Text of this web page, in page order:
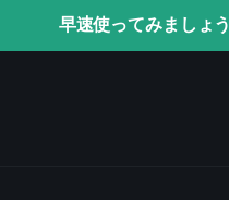
のブローカー
早速使ってみましょう